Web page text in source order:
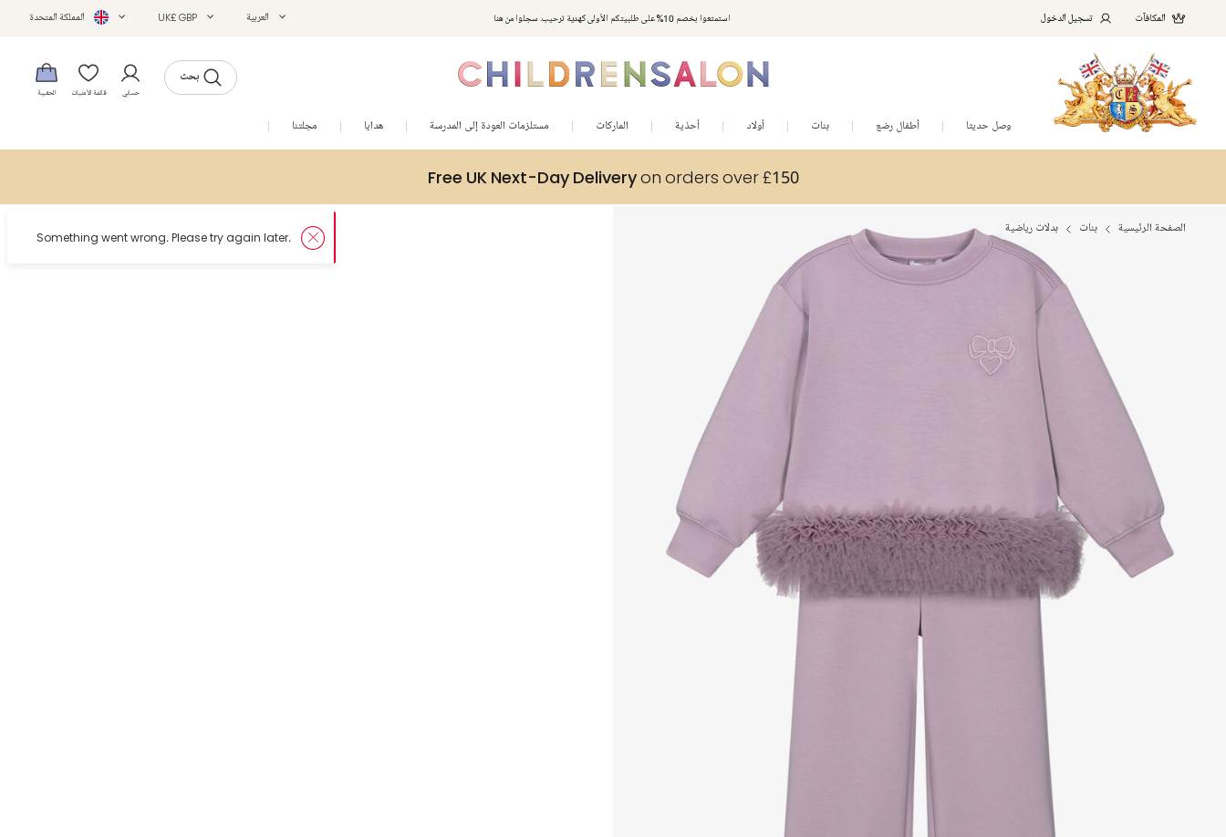
استمتعوا بخصم 10% على طلبيتكم الأولى كهدية ترحيب. سجلوا من هنا المكافآت تسجيل الدخول العربية UK£ GBP المملكة المتحدة
بحث
حسابي قائمة الأمنيات الحقيبة
وصل حديثا أطفال رضع بنات أولاد أحذية الماركات مستلزمات العودة إلى المدرسة هدايا مجلتنا
Free UK Next-Day Deliveryon orders over £150
الصفحة الرئيسية بنات بدلات رياضية